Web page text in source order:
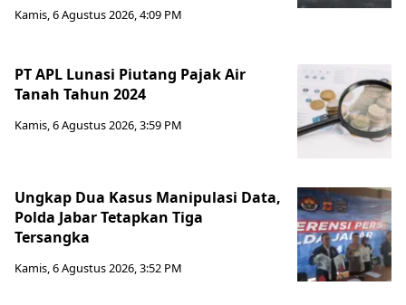
Kamis, 6 Agustus 2026, 4:09 PM
PT APL Lunasi Piutang Pajak Air
Tanah Tahun 2024
Kamis, 6 Agustus 2026, 3:59 PM
Ungkap Dua Kasus Manipulasi Data,
Polda Jabar Tetapkan Tiga
Tersangka
Kamis, 6 Agustus 2026, 3:52 PM